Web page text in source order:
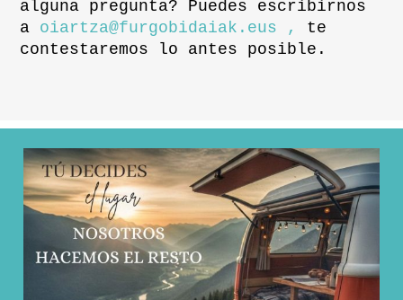
alguna pregunta? Puedes escribirnos
a oiartza@furgobidaiak.eus ,
te
contestaremos lo antes posible.